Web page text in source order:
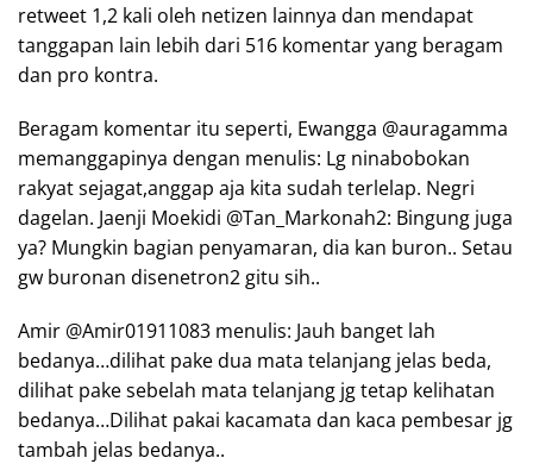
retweet 1,2 kali oleh netizen lainnya dan mendapat
tanggapan lain lebih dari 516 komentar yang beragam
dan pro kontra.
Beragam komentar itu seperti, Ewangga @auragamma
memanggapinya dengan menulis: Lg ninabobokan
rakyat sejagat,anggap aja kita sudah terlelap. Negri
dagelan. Jaenji Moekidi @Tan_Markonah2: Bingung juga
ya? Mungkin bagian penyamaran, dia kan buron.. Setau
gw buronan disenetron2 gitu sih..
Amir @Amir01911083 menulis: Jauh banget lah
bedanya…dilihat pake dua mata telanjang jelas beda,
dilihat pake sebelah mata telanjang jg tetap kelihatan
bedanya…Dilihat pakai kacamata dan kaca pembesar jg
tambah jelas bedanya..